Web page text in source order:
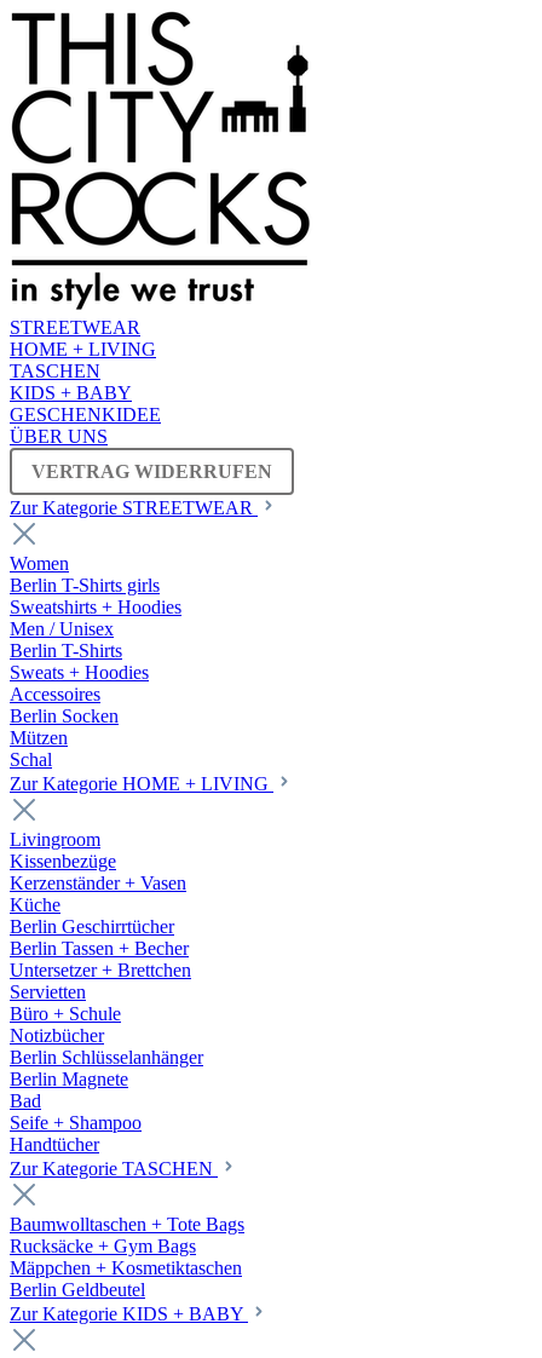
STREETWEAR
HOME + LIVING
TASCHEN
KIDS + BABY
GESCHENKIDEE
ÜBER UNS
VERTRAG WIDERRUFEN
Zur Kategorie STREETWEAR
Women
Berlin T-Shirts girls
Sweatshirts + Hoodies
Men / Unisex
Berlin T-Shirts
Sweats + Hoodies
Accessoires
Berlin Socken
Mützen
Schal
Zur Kategorie HOME + LIVING
Livingroom
Kissenbezüge
Kerzenständer + Vasen
Küche
Berlin Geschirrtücher
Berlin Tassen + Becher
Untersetzer + Brettchen
Servietten
Büro + Schule
Notizbücher
Berlin Schlüsselanhänger
Berlin Magnete
Bad
Seife + Shampoo
Handtücher
Zur Kategorie TASCHEN
Baumwolltaschen + Tote Bags
Rucksäcke + Gym Bags
Mäppchen + Kosmetiktaschen
Berlin Geldbeutel
Zur Kategorie KIDS + BABY